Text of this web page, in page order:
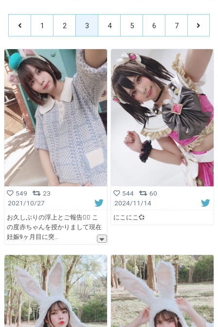
1 2 3 4 5 6 7
549
23
2021/10/27
お久しぶりの浮上とご報告🙇‍♀ こ
の度赤ちゃんを授かりまして現在
妊娠9ヶ月目に突
544
60
2024/11/14
にこにこ💞